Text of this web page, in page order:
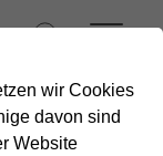
wir Cookies
davon sind
Website